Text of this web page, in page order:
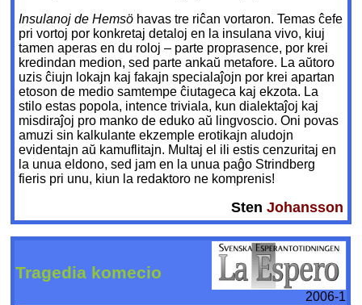
Insulanoj de Hemsö havas tre riĉan vortaron. Temas ĉefe
pri vortoj por konkretaj detaloj en la insulana vivo, kiuj
tamen aperas en du roloj – parte proprasence, por krei
kredindan medion, sed parte ankaŭ metafore. La aŭtoro
uzis ĉiujn lokajn kaj fakajn specialaĵojn por krei apartan
etoson de medio samtempe ĉiutageca kaj ekzota. La
stilo estas popola, intence triviala, kun dialektaĵoj kaj
misdiraĵoj pro manko de eduko aŭ lingvoscio. Oni povas
amuzi sin kalkulante ekzemple erotikajn aludojn
evidentajn aŭ kamuflitajn. Multaj el ili estis cenzuritaj en
la unua eldono, sed jam en la unua paĝo Strindberg
fieris pri unu, kiun la redaktoro ne komprenis!
Sten Johansson
Tragedia komecio
2006-1